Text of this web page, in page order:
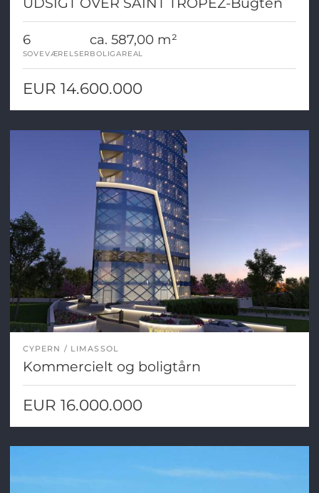
6
SOVEVÆRELSER
ca. 587,00 m²
BOLIGAREAL
EUR 14.600.000
CYPERN LIMASSOL
Kommercielt og boligtårn
EUR 16.000.000